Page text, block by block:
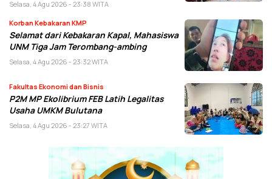
Selasa, 4 Agu 2026 - 23:38 WITA
Korban Kebakaran KMP
Selamat dari Kebakaran Kapal, Mahasiswa
UNM Tiga Jam Terombang-ambing
Selasa, 4 Agu 2026 - 23:32 WITA
Fakultas Ekonomi dan Bisnis
P2M MP Ekolibrium FEB Latih Legalitas
Usaha UMKM Bulutana
Selasa, 4 Agu 2026 - 23:27 WITA